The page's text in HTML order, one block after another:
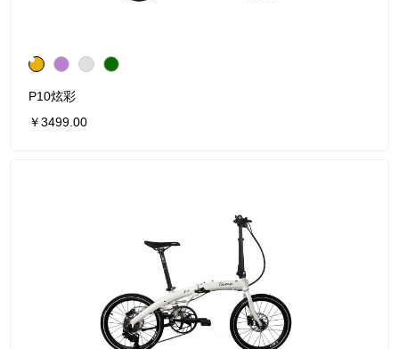
P10炫彩
￥3499.00